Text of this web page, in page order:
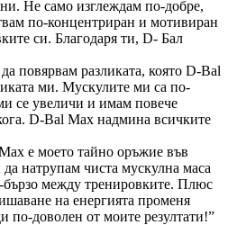
Не само изглеждам по-добре,
по-концентриран и мотивиран
си. Благодаря ти, D- Бал
повярвам разликата, която D-Bal
ми. Мускулите ми са по-
се увеличи и имам повече
D-Bal Max надмина всичките
е моето тайно оръжие във
натрупам чиста мускулна маса
бързо между тренировките. Плюс
на енергията променя
по-доволен от моите резултати!”